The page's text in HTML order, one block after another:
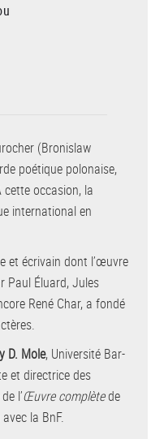
(Bronislaw
poétique polonaise,
occasion, la
international en
et écrivain dont l’œuvre
Paul Éluard, Jules
René Char, a fondé
D. Mole, Université Bar-
et directrice des
l’Œuvre complètede
la BnF.